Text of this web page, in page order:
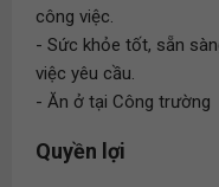
công việc.
- Sức khỏe tốt, sẵn
việc yêu cầu.
- Ăn ở tại Công trường
Quyền lợi